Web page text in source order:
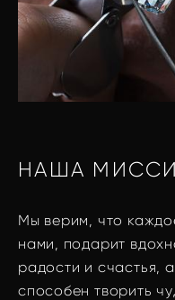
НАША
Мы верим, что
нами, подарит
радости и счастья,
способен творить